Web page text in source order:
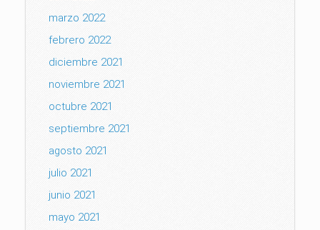
marzo 2022
febrero 2022
diciembre 2021
noviembre 2021
octubre 2021
septiembre 2021
agosto 2021
julio 2021
junio 2021
mayo 2021